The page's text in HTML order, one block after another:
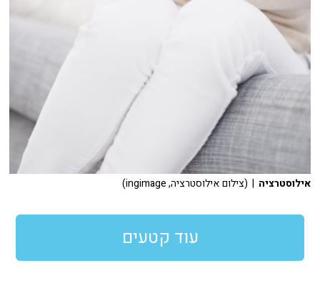
אילוסטרציה | (צילום אילוסטרציה, ingimage)
עוד קטעים